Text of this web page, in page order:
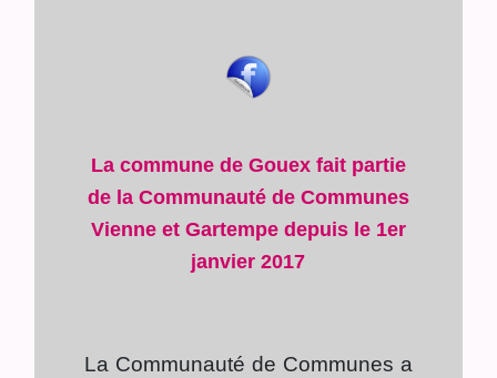
La commune de Gouex fait partie
de la Communauté de Communes
Vienne et Gartempe depuis le 1er
janvier 2017
La Communauté de Communes a